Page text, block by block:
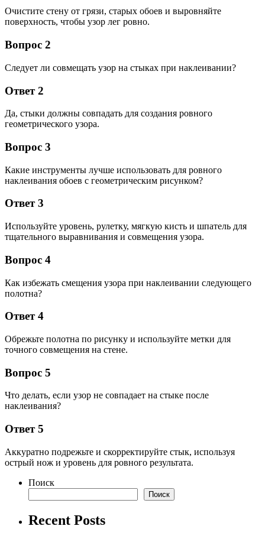
Очистите стену от грязи, старых обоев и выровняйте
поверхность, чтобы узор лег ровно.
Вопрос 2
Следует ли совмещать узор на стыках при наклеивании?
Ответ 2
Да, стыки должны совпадать для создания ровного
геометрического узора.
Вопрос 3
Какие инструменты лучше использовать для ровного
наклеивания обоев с геометрическим рисунком?
Ответ 3
Используйте уровень, рулетку, мягкую кисть и шпатель для
тщательного выравнивания и совмещения узора.
Вопрос 4
Как избежать смещения узора при наклеивании следующего
полотна?
Ответ 4
Обрежьте полотна по рисунку и используйте метки для
точного совмещения на стене.
Вопрос 5
Что делать, если узор не совпадает на стыке после
наклеивания?
Ответ 5
Аккуратно подрежьте и скорректируйте стык, используя
острый нож и уровень для ровного результата.
Поиск
Поиск
Recent Posts